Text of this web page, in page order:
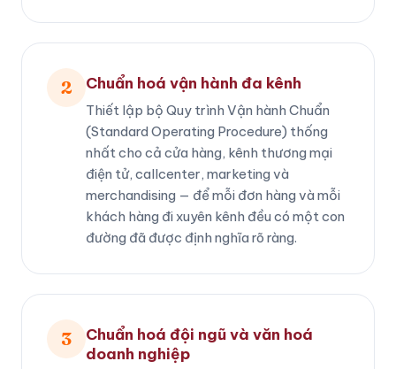
2 Chuẩn hoá vận hành đa kênh
Thiết lập bộ Quy trình Vận hành Chuẩn
(Standard Operating Procedure) thống
nhất cho cả cửa hàng, kênh thương mại
điện tử, callcenter, marketing và
merchandising — để mỗi đơn hàng và mỗi
khách hàng đi xuyên kênh đều có một con
đường đã được định nghĩa rõ ràng.
3
Chuẩn hoá đội ngũ và văn hoá
doanh nghiệp